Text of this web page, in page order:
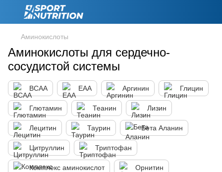
Аминокислоты
Аминокислоты для сердечно-
сосудистой системы
BCAA EAA Аргинин Глицин
Глютамин Теанин Лизин
Лецитин Таурин Бета Аланин
Цитруллин Триптофан
Комплекс аминокислот Орнитин